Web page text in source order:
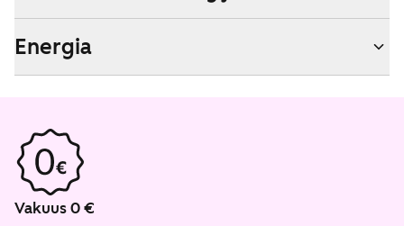
Energia
Vakuus 0 €